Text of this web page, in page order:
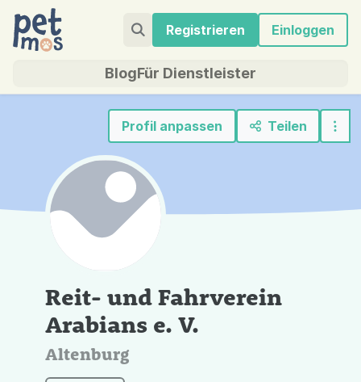
Registrieren Einloggen
BlogFür Dienstleister
Profil anpassen Teilen
Reit- und Fahrverein
Arabians e. V.
Altenburg